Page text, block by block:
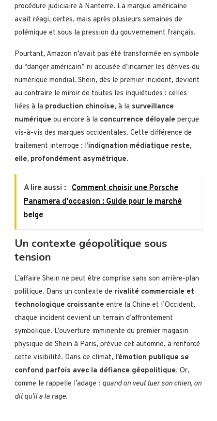
procédure judiciaire à Nanterre. La marque américaine
avait réagi, certes, mais après plusieurs semaines de
polémique et sous la pression du gouvernement français.
Pourtant, Amazon n’avait pas été transformée en symbole
du “danger américain” ni accusée d’incarner les dérives du
numérique mondial. Shein, dès le premier incident, devient
au contraire le miroir de toutes les inquiétudes : celles
liées à la production chinoise, à la surveillance
numérique ou encore à la concurrence déloyale perçue
vis-à-vis des marques occidentales. Cette différence de
traitement interroge : l’indignation médiatique reste,
elle, profondément asymétrique.
A lire aussi : Comment choisir une Porsche
Panamera d'occasion : Guide pour le marché
belge
Un contexte géopolitique sous
tension
L’affaire Shein ne peut être comprise sans son arrière-plan
politique. Dans un contexte de rivalité commerciale et
technologique croissante entre la Chine et l’Occident,
chaque incident devient un terrain d’affrontement
symbolique. L’ouverture imminente du premier magasin
physique de Shein à Paris, prévue cet automne, a renforcé
cette visibilité. Dans ce climat, l’émotion publique se
confond parfois avec la défiance géopolitique. Or,
comme le rappelle l’adage : quand on veut tuer son chien, on
dit qu’il a la rage.